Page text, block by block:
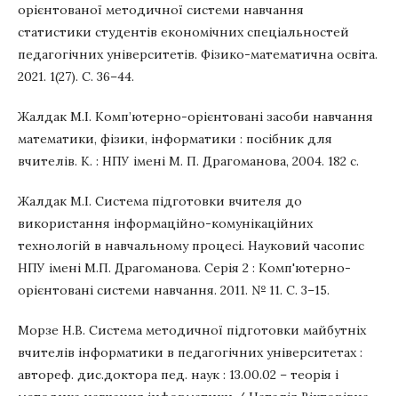
орієнтованої методичної системи навчання
статистики студентів економічних спеціальностей
педагогічних університетів. Фізико-математична освіта.
2021. 1(27). С. 36–44.
Жалдак М.І. Комп’ютерно-орієнтовані засоби навчання
математики, фізики, інформатики : посібник для
вчителів. К. : НПУ імені М. П. Драгоманова, 2004. 182 с.
Жалдак М.І. Система підготовки вчителя до
використання інформаційно-комунікаційних
технологій в навчальному процесі. Науковий часопис
НПУ імені М.П. Драгоманова. Серія 2 : Комп'ютерно-
орієнтовані системи навчання. 2011. № 11. С. 3–15.
Морзе Н.В. Система методичної підготовки майбутніх
вчителів інформатики в педагогічних університетах :
автореф. дис.доктора пед. наук : 13.00.02 – теорія і